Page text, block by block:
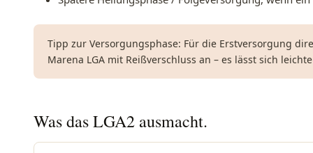
Tipp zur Versorgungsphase: Für die Erstversorgung
Marena LGA mit Reißverschluss an – es lässt sich
Was das LGA2 ausmacht.